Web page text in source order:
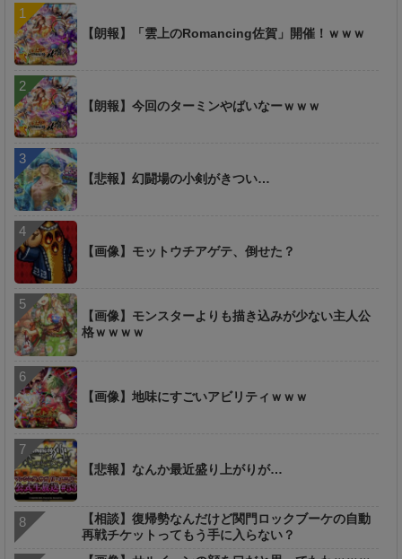
【朗報】「雲上のRomancing佐賀」開催！ｗｗｗ
【朗報】今回のターミンやばいなーｗｗｗ
【悲報】幻闘場の小剣がきつい…
【画像】モットウチアゲテ、倒せた？
【画像】モンスターよりも描き込みが少ない主人公
格ｗｗｗｗ
【画像】地味にすごいアビリティｗｗｗ
【悲報】なんか最近盛り上がりが…
【相談】復帰勢なんだけど関門ロックブーケの自動
再戦チケットってもう手に入らない？